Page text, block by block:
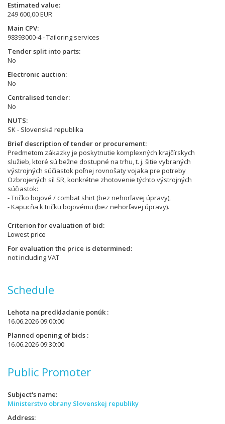
Estimated value
249 600,00 EUR
Main CPV
98393000-4 - Tailoring services
Tender split into parts
No
Electronic auction
No
Centralised tender
No
NUTS
SK - Slovenská republika
Brief description of tender or procurement
Predmetom zákazky je poskytnutie komplexných krajčírskych
služieb, ktoré sú bežne dostupné na trhu, t. j. šitie vybraných
výstrojných súčiastok poľnej rovnošaty vojaka pre potreby
Ozbrojených síl SR, konkrétne zhotovenie týchto výstrojných
súčiastok:
- Tričko bojové / combat shirt (bez nehorľavej úpravy),
- Kapucňa k tričku bojovému (bez nehorľavej úpravy).
Criterion for evaluation of bid
Lowest price
For evaluation the price is determined
not including VAT
Schedule
Lehota na predkladanie ponúk
16.06.2026 09:00:00
Planned opening of bids
16.06.2026 09:30:00
Public Promoter
Subject's name
Ministerstvo obrany Slovenskej republiky
Address